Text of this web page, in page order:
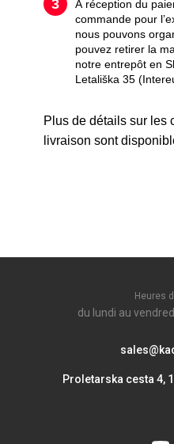
À réception du
commande pour
nous pouvons
pouvez retirer la
notre entrepôt en
Letališka 35
Plus de détails sur les
livraison sont
Heures
du lundi au
Proletarska cesta 4,